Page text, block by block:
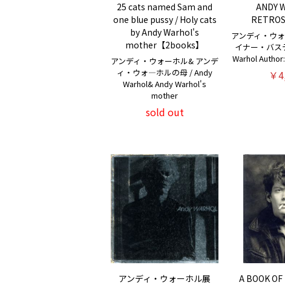
25 cats named Sam and
one blue pussy / Holy cats
by Andy Warhol's
mother【2books】
アンディ・ウォーホル& アンデ
ィ・ウォ―ホルの母 / Andy
Warhol& Andy Warhol's
mother
sold out
ANDY
アンディ・ウ
イナー・バス
Warhol
￥
アンディ・ウォーホル展 A BOOK